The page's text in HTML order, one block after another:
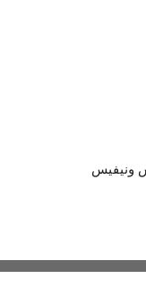
ونيفيس
دولة
متينة